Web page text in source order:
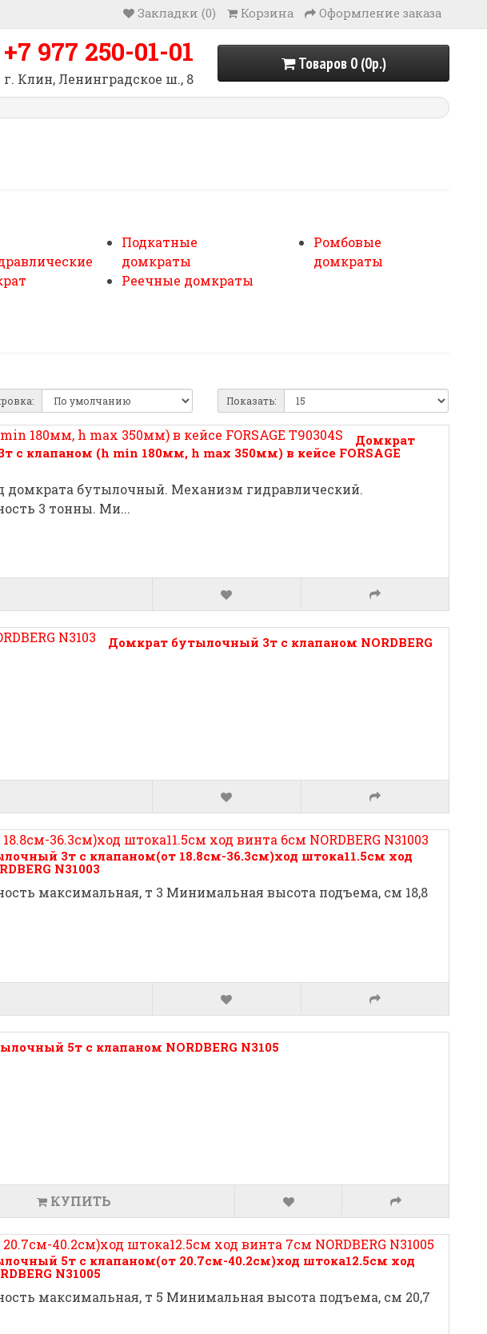
Закладки (0) Корзина Оформление заказа
+7 977 250-01-01
г. Клин, Ленинградское ш., 8
Товаров 0 (0р.)
Подкатные
домкраты
Реечные домкраты
Ромбовые
домкраты
Показать:
Домкрат
с клапаном (h min 180мм, h max 350мм) в кейсе FORSAGE
домкрата бутылочный. Механизм гидравлический.
3 тонны. Ми...
Домкрат бутылочный 3т с клапаном NORDBERG
3т с клапаном(от 18.8см-36.3см)ход штока11.5см ход
N31003
максимальная, т 3 Минимальная высота подъема, см 18,8
5т с клапаном NORDBERG N3105
КУПИТЬ
5т с клапаном(от 20.7см-40.2см)ход штока12.5см ход
N31005
максимальная, т 5 Минимальная высота подъема, см 20,7